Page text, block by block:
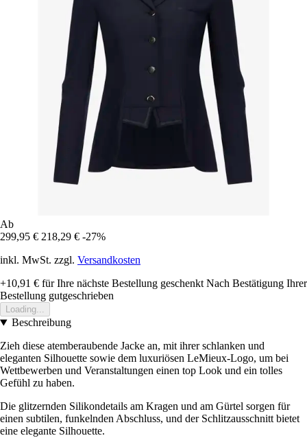
Ab
299,95 € 218,29 € -27%
inkl. MwSt. zzgl. Versandkosten
+10,91 € für Ihre nächste Bestellung geschenkt Nach Bestätigung Ihrer
Bestellung gutgeschrieben
Loading...
Beschreibung
Zieh diese atemberaubende Jacke an, mit ihrer schlanken und
eleganten Silhouette sowie dem luxuriösen LeMieux-Logo, um bei
Wettbewerben und Veranstaltungen einen top Look und ein tolles
Gefühl zu haben.
Die glitzernden Silikondetails am Kragen und am Gürtel sorgen für
einen subtilen, funkelnden Abschluss, und der Schlitzausschnitt bietet
eine elegante Silhouette.